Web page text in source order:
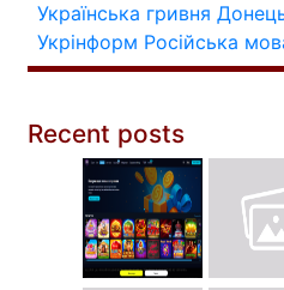
Українська гривня
Укрінформ Російська
Recent posts